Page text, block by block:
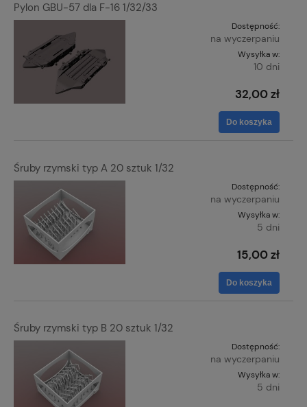
Pylon GBU-57 dla F-16 1/32/33
Dostępność:
na wyczerpaniu
Wysyłka w:
10 dni
32,00 zł
Do koszyka
Śruby rzymski typ A 20 sztuk 1/32
Dostępność:
na wyczerpaniu
Wysyłka w:
5 dni
15,00 zł
Do koszyka
Śruby rzymski typ B 20 sztuk 1/32
Dostępność:
na wyczerpaniu
Wysyłka w:
5 dni